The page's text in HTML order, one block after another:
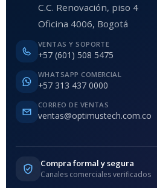
C.C. Renovación, piso 4
Oficina 4006, Bogotá
VENTAS Y SOPORTE
+57 (601) 508 5475
WHATSAPP COMERCIAL
+57 313 437 0000
CORREO DE VENTAS
ventas@optimustech.com.co
Compra formal y segura
Canales comerciales verificados